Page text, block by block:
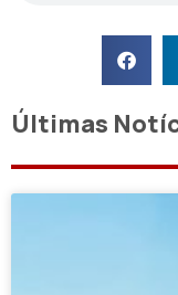
Últimas